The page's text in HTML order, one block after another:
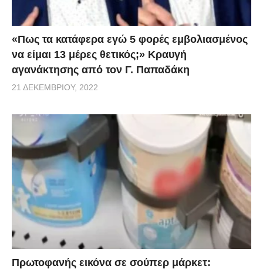
«Πως τα κατάφερα εγώ 5 φορές εμβoλιασμένος
να είμαι 13 μέρες θετικός;» Κραυγή
αγανάκτησης από τον Γ. Παπαδάκη
21 ΔΕΚΕΜΒΡΊΟΥ, 2022
Πρωτοφανής εικόνα σε σούπερ μάρκετ: